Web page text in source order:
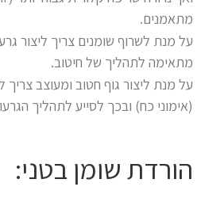
מתאמנים.
על מנת לשרוף שומנים צריך ליצור
מתאימה לתהליך של חיטוב.
על מנת ליצור גוף חטוב ומעוצב
(אימוני כח) ובכך לסייע לתהליך
הורדת שומן בטני: